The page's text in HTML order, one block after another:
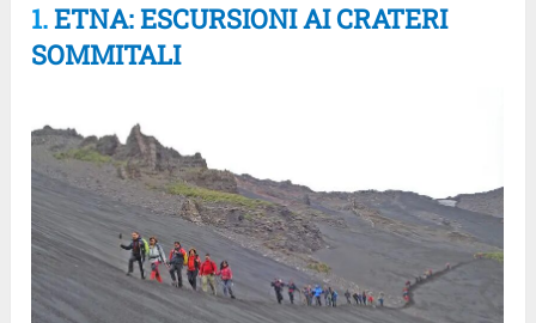
1.ETNA: ESCURSIONI AI CRATERI
SOMMITALI